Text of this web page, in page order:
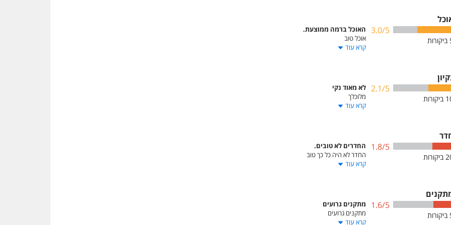
ביקורות
3.0/5
האוכל ברמה ממוצעת.
אוכל טוב
קרא עוד
ביקורות
2.1/5
לא מאוד נקי
מלוכלך
קרא עוד
ביקורות
1.8/5
החדרים לא טובים.
החדר לא היה כל כך טוב
קרא עוד
ביקורות
1.6/5
מתקנים גרועים
מתקנים גרועים
קרא עוד